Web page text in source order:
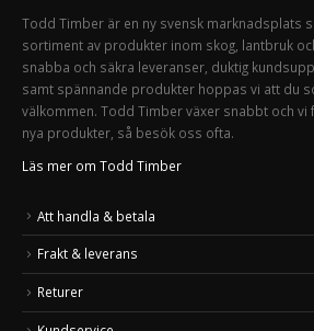
Todd Timber är en ny svensk marknadsplats
sortiment av produkter inom skog, lantbruk
snabba och säkra leveranser, duktig
samt spännande produkter hoppas vi att du
välkommen. Todd Timber växer snabbt och vi
nya produkter, så besök oss ofta.
Läs mer om Todd Timber
Att handla & betala
Frakt & leverans
Returer